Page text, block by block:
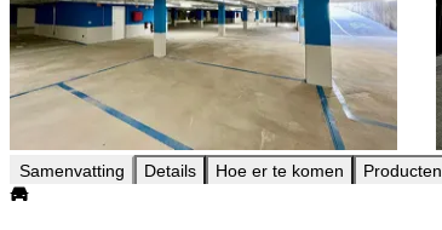
Samenvatting Details Hoe er te komen Producten